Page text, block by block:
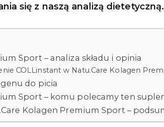
się z naszą analizą dietetyczną.
Sport – analiza składu i opinia
COLLinstant w Natu.Care Kolagen
do picia
Sport – komu polecamy ten
Kolagen Premium Sport –